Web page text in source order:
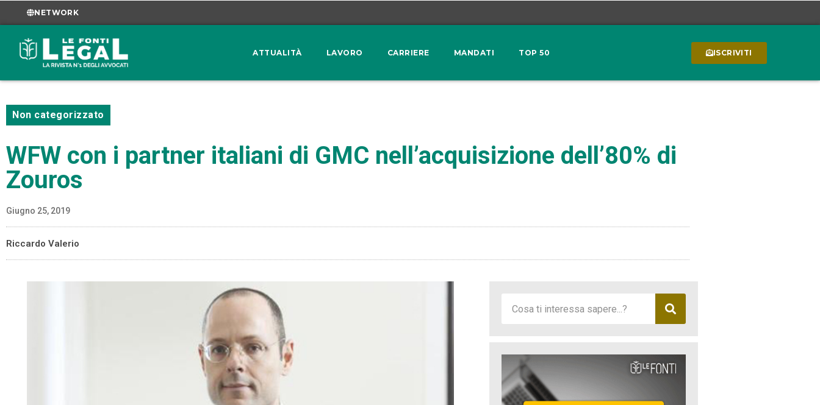
NETWORK
ATTUALITÀ LAVORO CARRIERE MANDATI TOP 50 ISCRIVITI
Non categorizzato
WFW con i partner italiani di GMC nell’acquisizione dell’80% di
Zouros
Giugno 25, 2019
Riccardo Valerio